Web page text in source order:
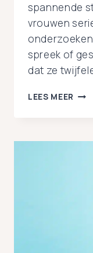
spannende
vrouwen
spreek of
dat ze
LEES MEER
NIET